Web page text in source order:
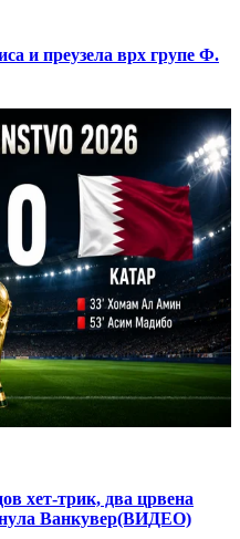
и преузела врх групе Ф.
хет-трик, два црвена
Ванкувер(ВИДЕО)